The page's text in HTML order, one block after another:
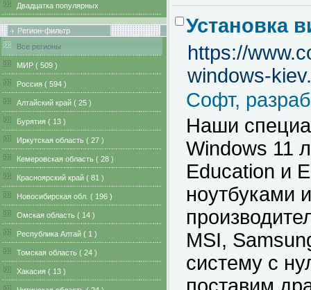
Двадцатка популярных
Регион-фильтр
Все регионы
MИР ( 509 )
Pоссия ( 594 )
Алтайский край ( 25 )
Бурятия ( 13 )
Иркутская область ( 27 )
Кемеровская область ( 28 )
Красноярский край ( 81 )
Новосибирская обл. ( 196 )
Омская область ( 14 )
Республика Алтай ( 1 )
Томская область ( 24 )
Хакасия ( 13 )
Установка
https://
windows-
Софт,
Наши
Windows 11
Education и
ноутбуками
MSI,
систему с